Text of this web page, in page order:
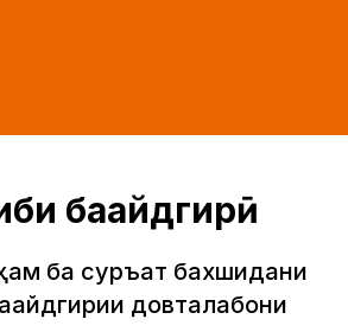
бақайдгирӣ
ба суръат бахшидани
довталабони